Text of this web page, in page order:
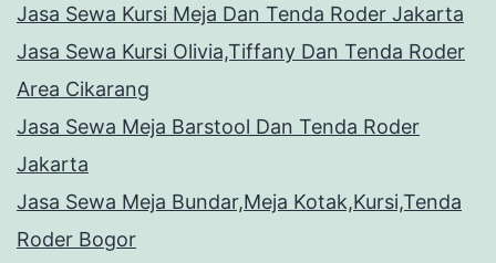
Jasa Sewa Kursi Meja Dan Tenda Roder Jakarta
Jasa Sewa Kursi Olivia,Tiffany Dan Tenda Roder
Area Cikarang
Jasa Sewa Meja Barstool Dan Tenda Roder
Jakarta
Jasa Sewa Meja Bundar,Meja Kotak,Kursi,Tenda
Roder Bogor